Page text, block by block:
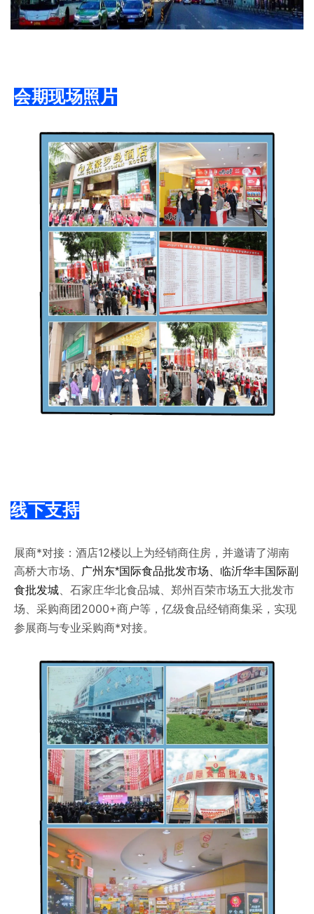
会期现场照片
线下支持
展商*对接： 酒店12楼以上为经销商住房 ，并邀请了湖南
高桥大市场、
广州东*国际食品批发市场
临沂华丰国际副
食批发城 、石家庄华北食品城、郑州百荣市场五大批发市
场、采购商团2000+商户等，亿级食品经销商集采，实现
参展商与专业采购商*对接。